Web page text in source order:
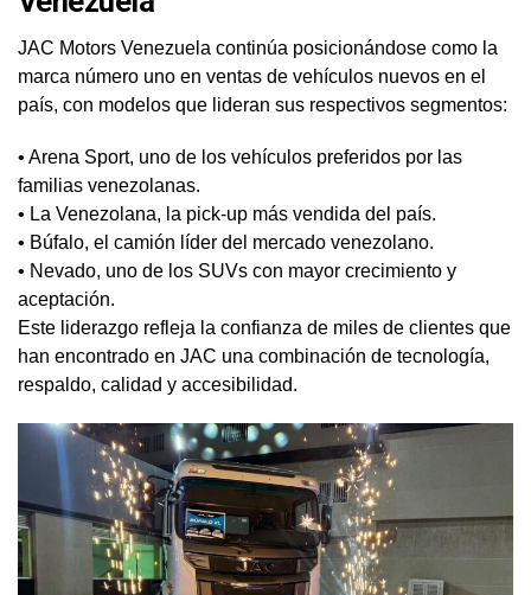
JAC Motors Venezuela continúa posicionándose como la
marca número uno en ventas de vehículos nuevos en el
país, con modelos que lideran sus respectivos segmentos:
• Arena Sport, uno de los vehículos preferidos por las
familias venezolanas.
• La Venezolana, la pick-up más vendida del país.
• Búfalo, el camión líder del mercado venezolano.
• Nevado, uno de los SUVs con mayor crecimiento y
aceptación.
Este liderazgo refleja la confianza de miles de clientes que
han encontrado en JAC una combinación de tecnología,
respaldo, calidad y accesibilidad.